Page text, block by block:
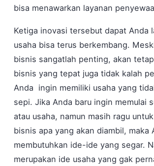
bisa menawarkan layanan
Ketiga inovasi tersebut dapat Anda
usaha bisa terus berkembang.
bisnis sangatlah penting, akan
bisnis yang tepat juga tidak kalah
Anda ingin memiliki usaha yang
sepi. Jika Anda baru ingin memulai
atau usaha, namun masih ragu
bisnis apa yang akan diambil, maka
membutuhkan ide-ide yang segar.
merupakan ide usaha yang gak